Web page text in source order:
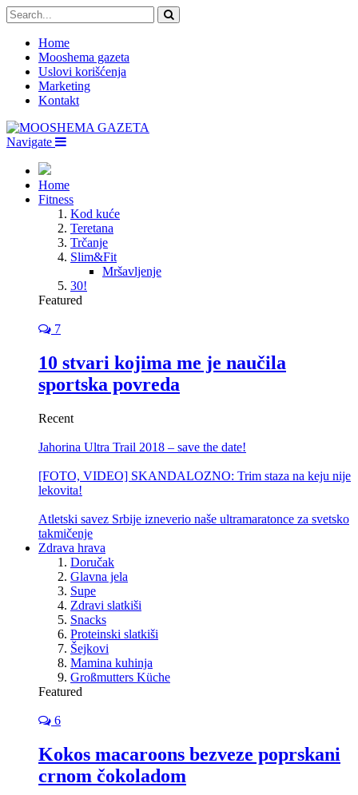
Home
Mooshema gazeta
Uslovi korišćenja
Marketing
Kontakt
Navigate
Home
Fitness
Kod kuće
Teretana
Trčanje
Slim&Fit
Mršavljenje
30!
Featured
7
10 stvari kojima me je naučila
sportska povreda
Recent
Jahorina Ultra Trail 2018 – save the date!
[FOTO, VIDEO] SKANDALOZNO: Trim staza na keju nije
lekovita!
Atletski savez Srbije izneverio naše ultramaratonce za svetsko
takmičenje
Zdrava hrava
Doručak
Glavna jela
Supe
Zdravi slatkiši
Snacks
Proteinski slatkiši
Šejkovi
Mamina kuhinja
Großmutters Küche
Featured
6
Kokos macaroons bezveze poprskani
crnom čokoladom